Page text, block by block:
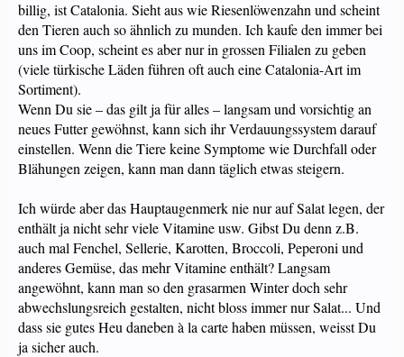
billig, ist Catalonia. Sieht aus wie Riesenlöwenzahn und scheint
den Tieren auch so ähnlich zu munden. Ich kaufe den immer bei
uns im Coop, scheint es aber nur in grossen Filialen zu geben
(viele türkische Läden führen oft auch eine Catalonia-Art im
Sortiment).
Wenn Du sie – das gilt ja für alles – langsam und vorsichtig an
neues Futter gewöhnst, kann sich ihr Verdauungssystem darauf
einstellen. Wenn die Tiere keine Symptome wie Durchfall oder
Blähungen zeigen, kann man dann täglich etwas steigern.
Ich würde aber das Hauptaugenmerk nie nur auf Salat legen, der
enthält ja nicht sehr viele Vitamine usw. Gibst Du denn z.B.
auch mal Fenchel, Sellerie, Karotten, Broccoli, Peperoni und
anderes Gemüse, das mehr Vitamine enthält? Langsam
angewöhnt, kann man so den grasarmen Winter doch sehr
abwechslungsreich gestalten, nicht bloss immer nur Salat... Und
dass sie gutes Heu daneben à la carte haben müssen, weisst Du
ja sicher auch.